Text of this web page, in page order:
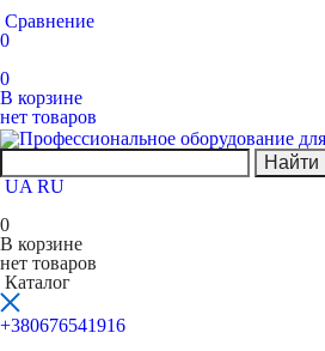
Сравнение
0
0
В корзине
нет товаров
Найти
UA RU
0
В корзине
нет товаров
Каталог
+380676541916